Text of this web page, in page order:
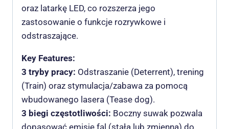
oraz latarkę LED, co rozszerza jego
zastosowanie o funkcje rozrywkowe i
odstraszające.
Key Features:
3 tryby pracy: Odstraszanie (Deterrent), trening
(Train) oraz stymulacja/zabawa za pomocą
wbudowanego lasera (Tease dog).
3 biegi częstotliwości: Boczny suwak pozwala
dopasować emisję fal (stałą lub zmienną) do